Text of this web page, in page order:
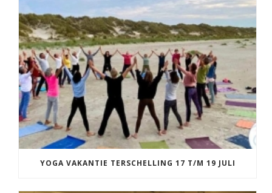
YOGA VAKANTIE TERSCHELLING 17 T/M 19 JULI